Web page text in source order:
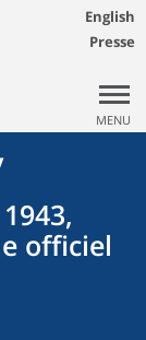
English
Presse
MENU
officiel